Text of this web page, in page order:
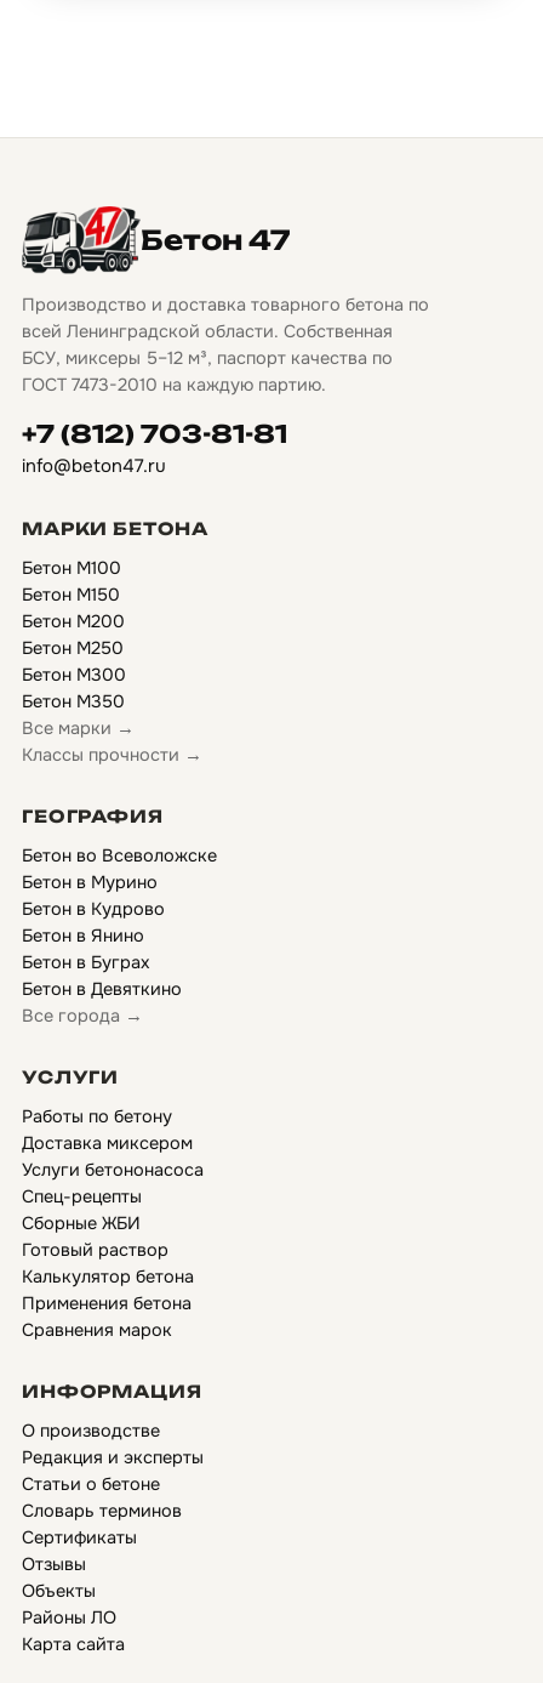
Бетон 47
Производство и доставка товарного бетона по
всей Ленинградской области. Собственная
БСУ, миксеры 5–12 м³, паспорт качества по
ГОСТ 7473-2010 на каждую партию.
+7 (812) 703-81-81
info@beton47.ru
МАРКИ БЕТОНА
Бетон М100
Бетон М150
Бетон М200
Бетон М250
Бетон М300
Бетон М350
Все марки →
Классы прочности →
ГЕОГРАФИЯ
Бетон во Всеволожске
Бетон в Мурино
Бетон в Кудрово
Бетон в Янино
Бетон в Буграх
Бетон в Девяткино
Все города →
УСЛУГИ
Работы по бетону
Доставка миксером
Услуги бетононасоса
Спец-рецепты
Сборные ЖБИ
Готовый раствор
Калькулятор бетона
Применения бетона
Сравнения марок
ИНФОРМАЦИЯ
О производстве
Редакция и эксперты
Статьи о бетоне
Словарь терминов
Сертификаты
Отзывы
Объекты
Районы ЛО
Карта сайта